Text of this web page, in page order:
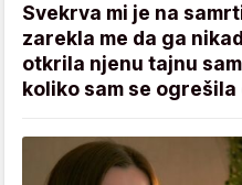
Svekrva mi je na
zarekla me da ga
otkrila njenu tajnu
koliko sam se ogrešila